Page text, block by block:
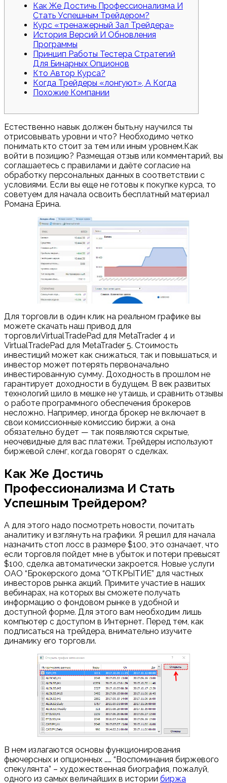
Как Же Достичь Профессионализма И
Стать Успешным Трейдером?
Курс «тренажерный Зал Трейдера»
История Версий И Обновления
Программы
Принцип Работы Тестера Стратегий
Для Бинарных Опционов
Кто Автор Курса?
Когда Трейдеры «лонгуют», А Когда
Похожие Компании
Естественно навык должен быть,ну научился ты
отрисовывать уровни и что? Необходимо четко
понимать кто стоит за тем или иным уровнем.Как
войти в позицию? Размещая отзыв или комментарий, вы
соглашаетесь с правилами и даёте согласие на
обработку персональных данных в соответствии с
условиями. Если вы еще не готовы к покупке курса, то
советуем для начала освоить бесплатный материал
Романа Ерина.
Для торговли в один клик на реальном графике вы
можете скачать наш привод для
торговлиVirtualTradePad для MetaTrader 4 и
VirtualTradePad для MetaTrader 5. Стоимость
инвестиций может как снижаться, так и повышаться, и
инвестор может потерять первоначально
инвестированную сумму. Доходность в прошлом не
гарантирует доходности в будущем. В век развитых
технологий шило в мешке не утаишь, и сравнить отзывы
о работе программного обеспечения брокеров
несложно. Например, иногда брокер не включает в
свои комиссионные комиссию биржи, а она
обязательно будет — так появляются скрытые,
неочевидные для вас платежи. Трейдеры используют
биржевой сленг, когда говорят о сделках.
Как Же Достичь
Профессионализма И Стать
Успешным Трейдером?
А для этого надо посмотреть новости, почитать
аналитику и взглянуть на графики. Я решил для начала
назначить стоп лосс в размере $100, это означает, что
если торговля пойдет мне в убыток и потери превысят
$100, сделка автоматически закроется. Новые услуги
ОАО “Брокерского дома “ОТКРЫТИЕ” для частных
инвесторов рынка акций. Примите участие в наших
вебинарах, на которых вы сможете получать
информацию о фондовом рынке в удобной и
доступной форме. Для этого вам необходим лишь
компьютер с доступом в Интернет. Перед тем, как
подписаться на трейдера, внимательно изучите
динамику его торговли.
В нем излагаются основы функционирования
фьючерсных и опционных …… “Воспоминания биржевого
спекулянта” – художественная биография, пожалуй,
одного из самых величайших в истории биржа